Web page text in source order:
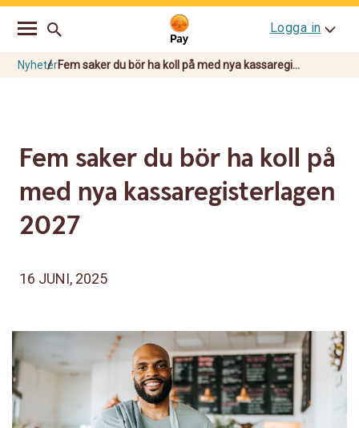
Go
navigation
Skip
Logga in
NyheterFem saker du bör ha koll på med nya kassaregi...
Fem saker du bör ha koll på
med nya kassaregisterlagen
2027
16 JUNI, 2025